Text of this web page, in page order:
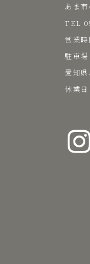
あま
TEL
営業
駐車
愛知
休業